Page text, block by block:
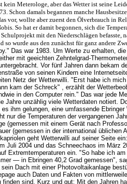
Meterologe, aber das Wetter ist seine
Schon damals begannen manche
vor, wollte aber zuerst den Ölverbrauch in
So hat er damit begonnen, sich die
mit den Niederschlägen befasste,
so wurde aus den zunächst für ganz andere
Das war 1983. Um Werte zu erhalten,
mit geeichten Zehntelgrad-
Vor fünf Jahren dann bekam
von seinen Kindern eine
Netz der Wetterwilli. "Erst habe ich
kam der Schreck" , erzählt der
in den Computer rein." Das war jede
Jahre unzählig viele Wetterdaten notiert.
ihm gelungen, eine umfassende
nur die Temperaturen der vergangenen
(gemessen mit einem Gerät nach
(gemessen in der international üblichen
geht Wetterwilli auf seiner Seite
Juli 2004 und das Schneechaos im März
Extremtemperaturen ein. "So habe ich
— in Ebringen 40,2 Grad gemessen",
Dach mit einer Photovoltaikanlage
auch Daten und Fakten von
sind. Kurz und gut: Mit den Jahren